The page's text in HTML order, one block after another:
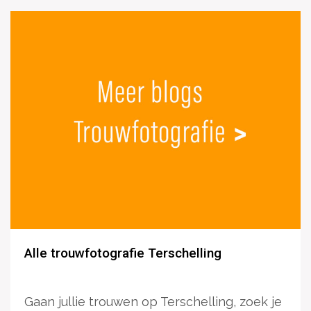
Alle trouwfotografie Terschelling
Gaan jullie trouwen op Terschelling, zoek je